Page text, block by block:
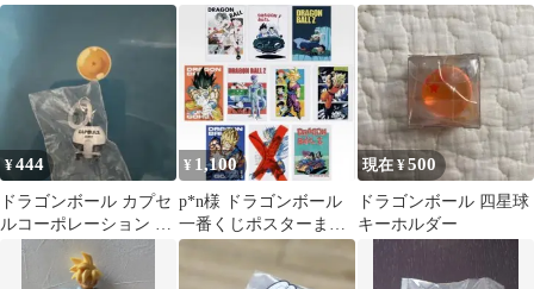
ア ノベルティ
ット
め売り8体
¥444
ドラゴンボール カプセ
ルコーポレーション キ
ーホルダー めじるし
¥ 1,100
p*n様 ドラゴンボール
一番くじポスターまと
め売り
現在 ¥500
ドラゴンボール 四星球
キーホルダー